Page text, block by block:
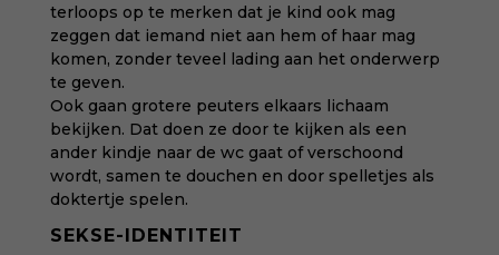
terloops op te merken dat je kind ook mag
zeggen dat iemand niet aan hem of haar mag
komen, zonder teveel lading aan het onderwerp
te geven.
Ook gaan grotere peuters elkaars lichaam
bekijken. Dat doen ze door te kijken als een
ander kindje naar de wc gaat of verschoond
wordt, samen te douchen en door spelletjes als
doktertje spelen.
SEKSE-IDENTITEIT